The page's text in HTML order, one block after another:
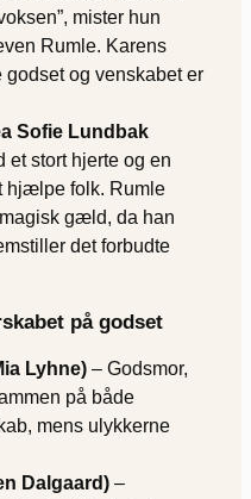
mister hun
Rumle. Karens
godset og venskabet er
Sofie Lundbak
et stort hjerte og en
hjælpe folk. Rumle
gæld, da han
det forbudte
på godset
Lyhne) – Godsmor,
på både
mens ulykkerne
Dalgaard) –